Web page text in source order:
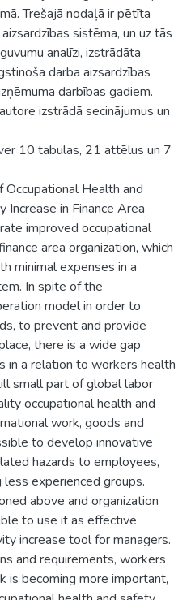
Trešajā nodaļā ir pētīta
sistēma, un uz tās
analīzi, izstrādāta
darba aizsardzības
darbības gadiem.
izstrādā secinājumus un
10 tabulas, 21 attēlus un 7
Health and
in Finance Area
improved occupational
area organization, which
minimal expenses in a
In spite of the
model in order to
to prevent and provide
there is a wide gap
in a relation to workers health
small part of global labor
occupational health and
work, goods and
to develop innovative
hazards to employees,
less experienced groups.
above and organization
to use it as effective
increase tool for managers.
and requirements, workers
is becoming more important,